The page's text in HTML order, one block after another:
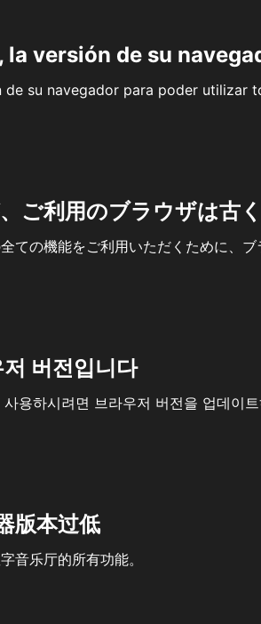
la versión de su
de su navegador para poder utilizar
ご利用のブラウザは古
ての機能をご利用いただくために、ブ
버전입니다
용하시려면 브라우저 버전을 업데이
版本过低
音乐厅的所有功能。